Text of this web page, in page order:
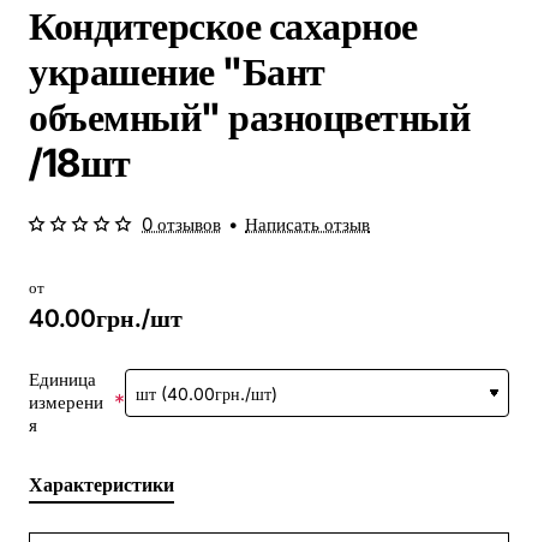
Кондитерское сахарное
украшение "Бант
объемный" разноцветный
/18шт
0 отзывов • Написать отзыв
от
40.00грн./шт
Единица
измерени
я
Характеристики